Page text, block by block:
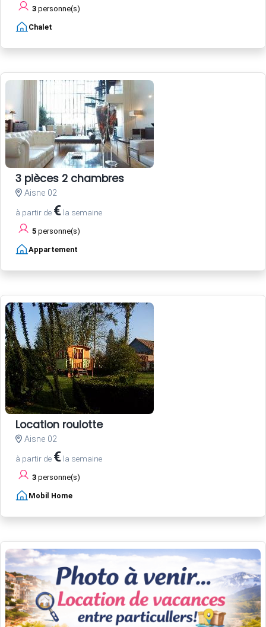
3 personne(s)
Chalet
3 pièces 2 chambres
Aisne 02
à partir de € la semaine
5 personne(s)
Appartement
Location roulotte
Aisne 02
à partir de € la semaine
3 personne(s)
Mobil Home